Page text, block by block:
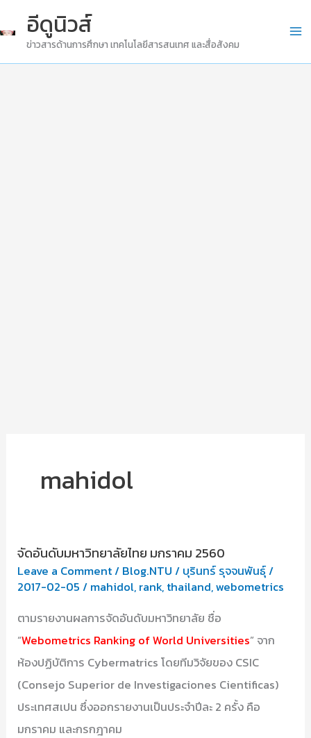
to
อีดูนิวส์
ข่าวสารด้านการศึกษา เทคโนโลยีสารสนเทศ และสื่อสังคม
mahidol
จัดอันดับมหาวิทยาลัยไทย มกราคม 2560
Leave a Comment/ Blog.NTU / บุรินทร์ รุจจนพันธุ์/
2017-02-05/ mahidol, rank, thailand,webometrics
ตามรายงานผลการจัดอันดับมหาวิทยาลัย ชื่อ
“Webometrics Ranking of World Universities” จาก
ห้องปฏิบัติการ Cybermatrics โดยทีมวิจัยของ CSIC
(Consejo Superior de Investigaciones Cientificas)
ประเทศสเปน ซึ่งออกรายงานเป็นประจำปีละ 2 ครั้ง คือ
มกราคม และกรกฎาคม